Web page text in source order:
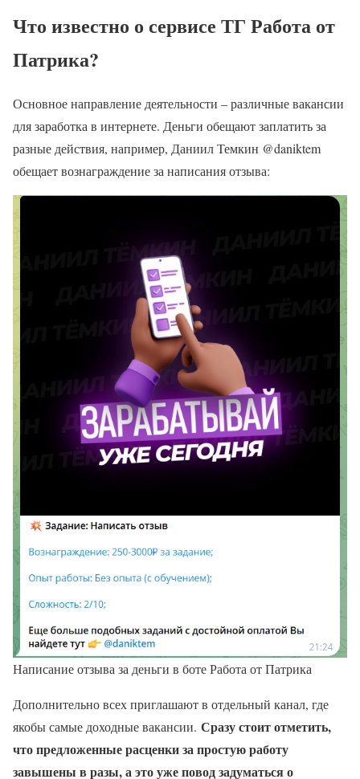
Что известно о сервисе ТГ Работа от
Патрика?
Основное направление деятельности – различные вакансии
для заработка в интернете. Деньги обещают заплатить за
разные действия, например, Даниил Темкин @daniktem
обещает вознаграждение за написания отзыва:
Написание отзыва за деньги в боте Работа от Патрика
Дополнительно всех приглашают в отдельный канал, где
якобы самые доходные вакансии. Сразу стоит отметить,
что предложенные расценки за простую работу
завышены в разы, а это уже повод задуматься о